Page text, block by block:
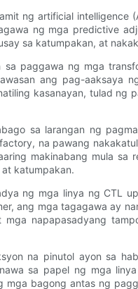
ng artificial intelligence
ng mga predictive
sa katumpakan, at
paggawa ng mga
ang pag-aaksaya
kasanayan, tulad
sa larangan ng
na pawang
makinabang mula
katumpakan.
ng mga linya ng CTL
ang mga tagagawa ay
napapasadyang
na pinutol ayon sa
sa papel ng mga
mga bagong antas ng